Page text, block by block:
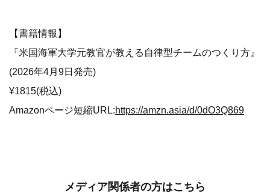
【書籍情報】
『米国海軍大学元教官が教える自律型チームのつくり方』
(2026年4月9日発売)
¥1815(税込)
Amazonページ短縮URL:https://amzn.asia/d/0dO3Q869
メディア関係者の方はこちら